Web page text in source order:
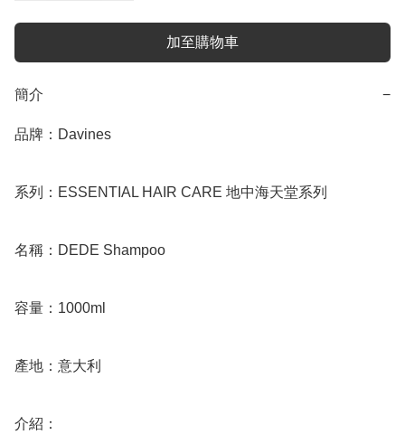
加至購物車
簡介 −
品牌：Davines
系列：ESSENTIAL HAIR CARE 地中海天堂系列
名稱：DEDE Shampoo
容量：1000ml
產地：意大利
介紹：